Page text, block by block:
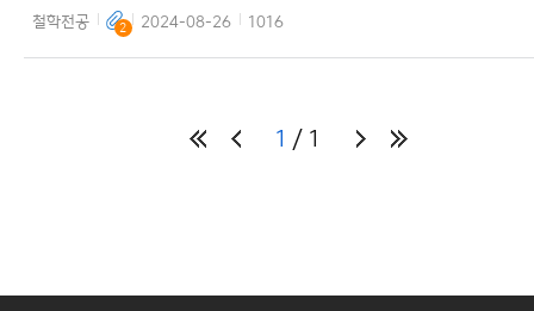
철학전공 2 2024-08-26 1016
1 1